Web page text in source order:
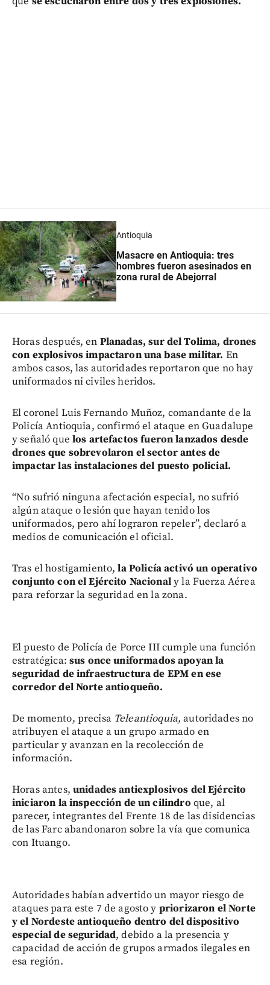
Antioquia
Masacre en Antioquia: tres
hombres fueron asesinados en
zona rural de Abejorral
Horas después, en Planadas, sur del Tolima, drones
con explosivos impactaron una base militar. En
ambos casos, las autoridades reportaron que no hay
uniformados ni civiles heridos.
El coronel Luis Fernando Muñoz, comandante de la
Policía Antioquia, confirmó el ataque en Guadalupe
y señaló que los artefactos fueron lanzados desde
drones que sobrevolaron el sector antes de
impactar las instalaciones del puesto policial.
“No sufrió ninguna afectación especial, no sufrió
algún ataque o lesión que hayan tenido los
uniformados, pero ahí lograron repeler”, declaró a
medios de comunicación el oficial.
Tras el hostigamiento,la Policía activó un operativo
conjunto con el Ejército Nacionaly la Fuerza Aérea
para reforzar la seguridad en la zona.
El puesto de Policía de Porce III cumple una función
estratégica: sus once uniformados apoyan la
seguridad de infraestructura de EPM en ese
corredor del Norte antioqueño.
De momento, precisa Teleantioquia,autoridades no
atribuyen el ataque a un grupo armado en
particular y avanzan en la recolección de
información.
Horas antes, unidades antiexplosivos del Ejército
iniciaron la inspección de un cilindro que, al
parecer, integrantes del Frente 18 de las disidencias
de las Farc abandonaron sobre la vía que comunica
con Ituango.
Autoridades habían advertido un mayor riesgo de
ataques para este 7 de agosto y priorizaron el Norte
y el Nordeste antioqueño dentro del dispositivo
especial de seguridad, debido a la presencia y
capacidad de acción de grupos armados ilegales en
esa región.